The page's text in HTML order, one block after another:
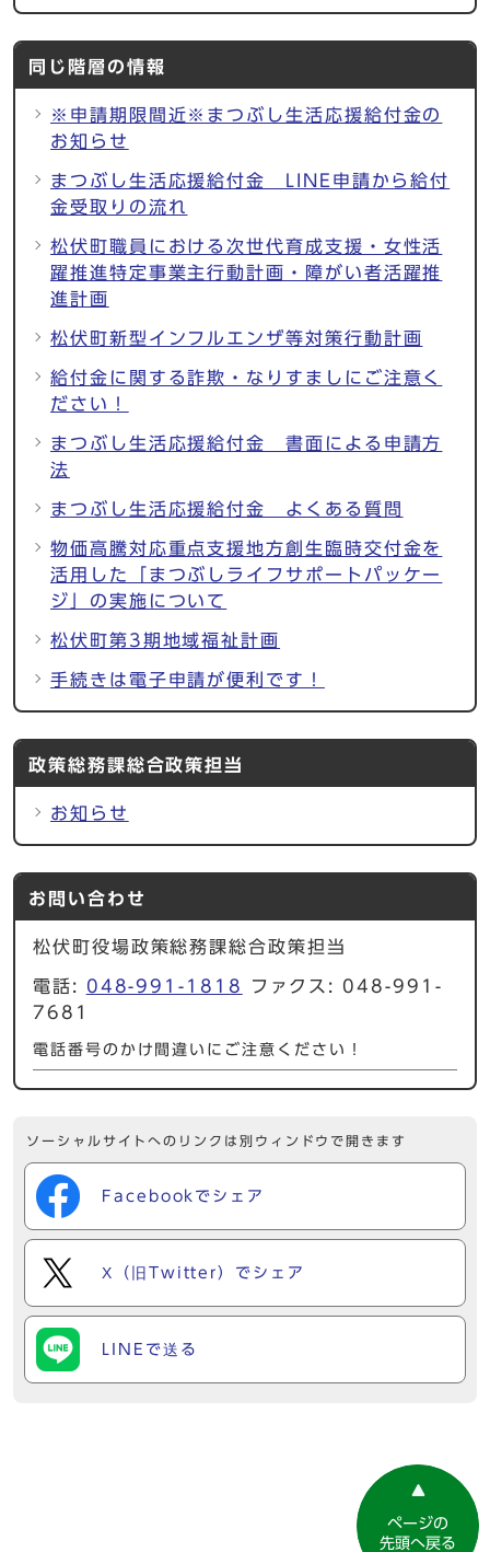
同じ階層の情報
※申請期限間近※まつぶし生活応援給付金の
お知らせ
まつぶし生活応援給付金 LINE申請から給付
金受取りの流れ
松伏町職員における次世代育成支援・女性活
躍推進特定事業主行動計画・障がい者活躍推
進計画
松伏町新型インフルエンザ等対策行動計画
給付金に関する詐欺・なりすましにご注意く
ださい！
まつぶし生活応援給付金 書面による申請方
法
まつぶし生活応援給付金 よくある質問
物価高騰対応重点支援地方創生臨時交付金を
活用した「まつぶしライフサポートパッケー
ジ」の実施について
松伏町第3期地域福祉計画
手続きは電子申請が便利です！
政策総務課総合政策担当
お知らせ
お問い合わせ
松伏町役場政策総務課総合政策担当
電話: 048-991-1818
ファクス: 048-991-
7681
電話番号のかけ間違いにご注意ください！
ソーシャルサイトへのリンクは別ウィンドウで開きます
Facebookでシェア
X（旧Twitter）でシェア
LINEで送る
ページの
先頭へ戻る